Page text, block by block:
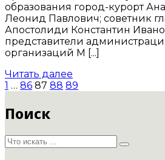
образования город-курорт
Леонид Павлович; советник
Апостолиди Константин
представители
организаций М [...]
Читать далее
Навигация
по
Page
1 … Page
86 Page
87 Page
88 Page
89
Поиск